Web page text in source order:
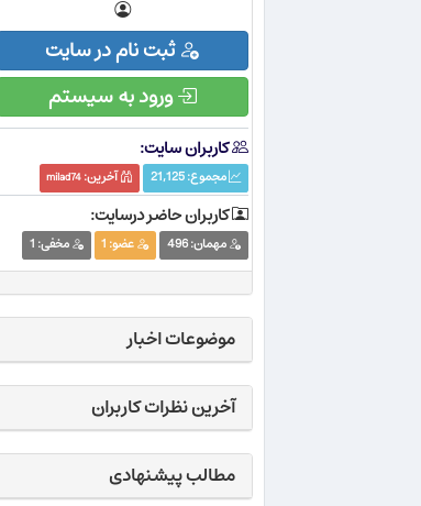
ثبت نام در سایت
ورود به سیستم
کاربران سایت:
مجموع:21,125 آخرین:milad74
کاربران حاضر درسایت:
مهمان:496 عضو: 1 مخفی: 1
موضوعات اخبار
آخرین نظرات کاربران
مطالب پیشنهادی